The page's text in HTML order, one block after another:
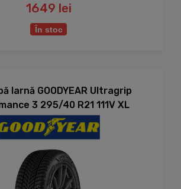
1649 lei
În stoc
Iarnă GOODYEAR Ultragrip
3 295/40 R21 111V XL